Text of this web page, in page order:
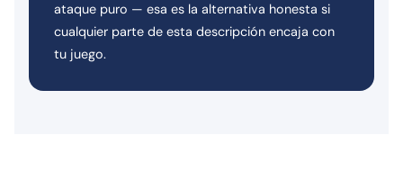
ataque puro — esa es la alternativa honesta si
cualquier parte de esta descripción encaja con
tu juego.